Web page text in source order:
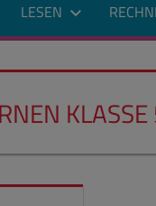
LESEN
KLASSE